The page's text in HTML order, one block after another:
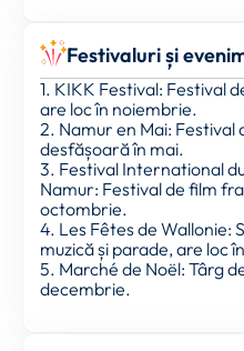
Festivaluri și
1. KIKK Festival: Festival
are loc în noiembrie.
2. Namur en Mai: Festival
desfășoară în mai.
3. Festival International
Namur: Festival de film
octombrie.
4. Les Fêtes de Wallonie:
muzică și parade, are loc
5. Marché de Noël: Târg
decembrie.